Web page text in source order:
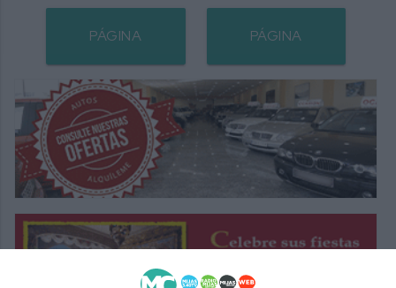
PÁGINA
SIGUIENTE
PÁGINA
ANTERIOR